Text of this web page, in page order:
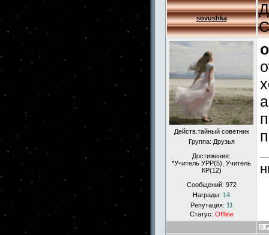
sovushka
Действ.тайный советник
Группа: Друзья
Достижения:
*Учитель УРР(5), Учитель
КР(12)
Сообщений: 972
Награды: 14
Репутация: 11
Статус: Offline